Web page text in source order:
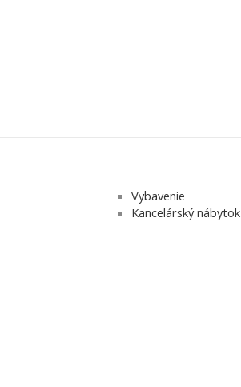
Vybavenie
Kancelárský nábytok